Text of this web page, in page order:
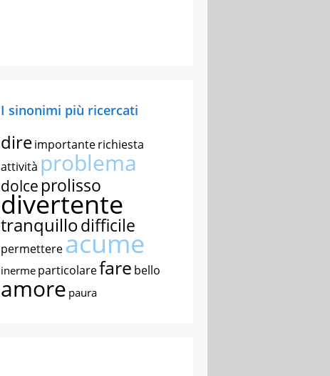
I sinonimi più ricercati
direimportanterichiesta
attività problema
dolce prolisso
divertente
tranquillodifficile
permettereacume
inerme particolarefare bello
amore paura